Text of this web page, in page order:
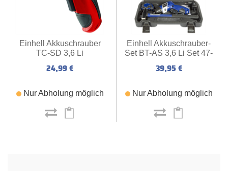
Einhell Akkuschrauber
TC-SD 3,6 Li
24,99 €
Nur Abholung möglich
Einhell Akkuschrauber-
Set BT-AS 3,6 Li Set 47-
39,95 €
Nur Abholung möglich